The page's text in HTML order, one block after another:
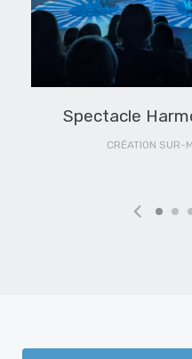
Spectacle
CRÉATION SUR-